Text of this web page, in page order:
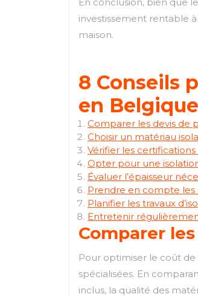
En conclusion, bien que
investissement rentable
maison.
8 Conseils
en Belgique
Comparer les devis de
Choisir un matériau
Vérifier les
Opter pour une
Évaluer l’épaisseur
Prendre en compte les
Planifier les travaux
Entretenir
Comparer
Pour optimiser le coût
spécialisées. En
inclus, la qualité des